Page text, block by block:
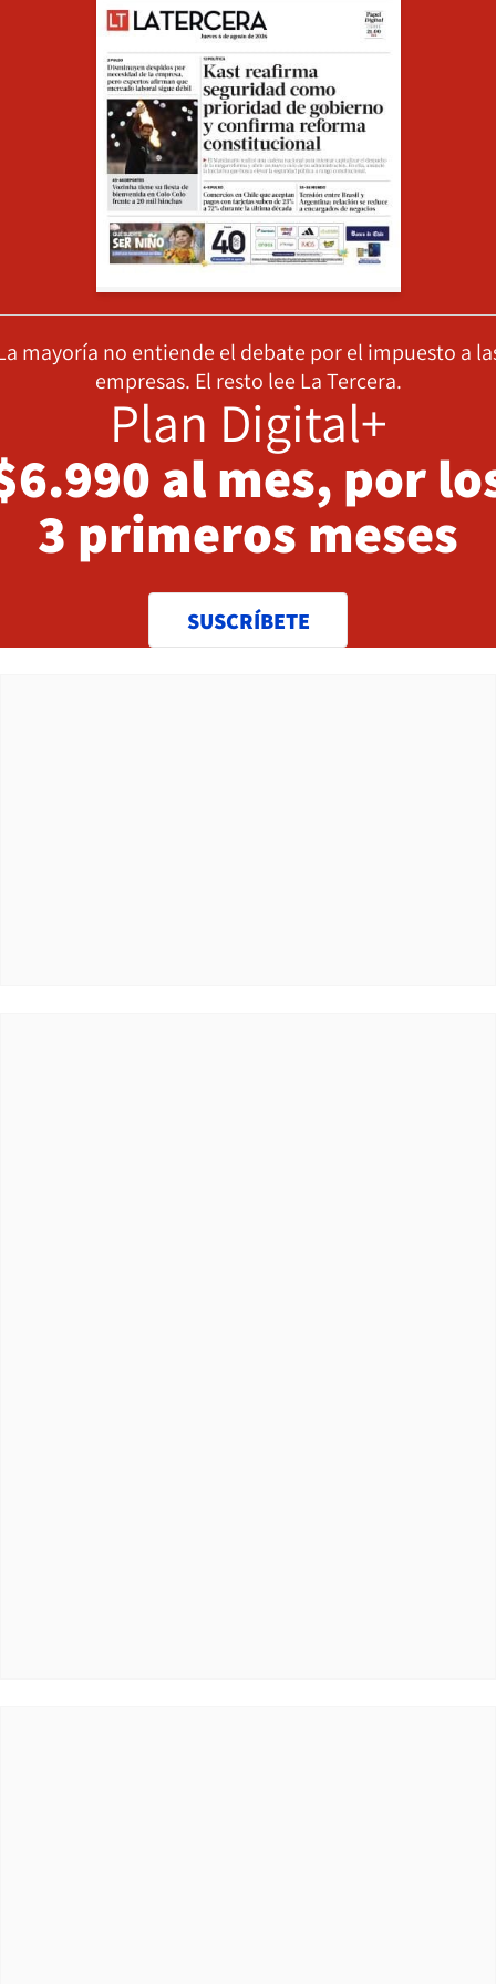
mayoría no entiende el debate por el impuesto a
empresas. El resto lee La Tercera.
Plan Digital+
al mes, por
3 primeros meses
SUSCRÍBETE